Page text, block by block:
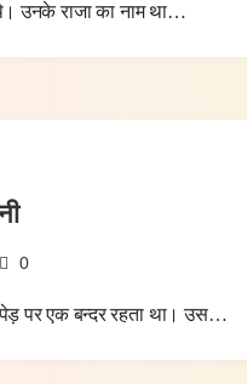
उनके राजा का नाम था…
0
पर एक बन्दर रहता था। उस…